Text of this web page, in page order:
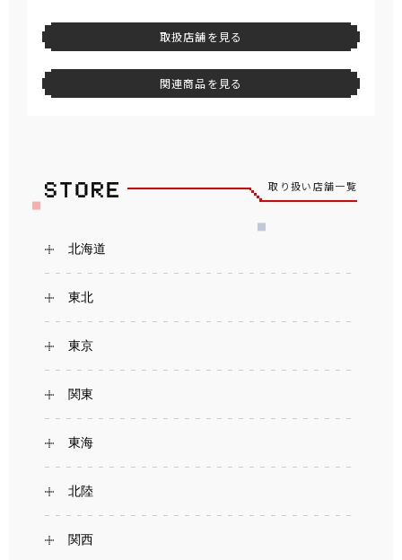
取扱店舗を見る
関連商品を見る
取り扱い店舗一覧
北海道
東北
東京
関東
東海
北陸
関西